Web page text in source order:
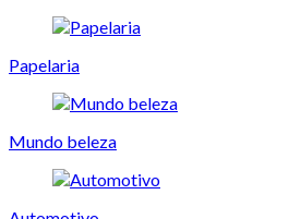
Papelaria
Mundo beleza